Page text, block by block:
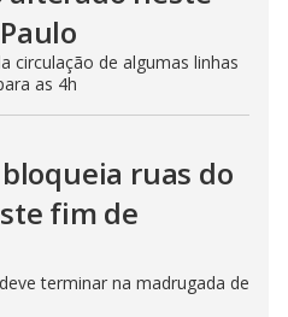
circulação de algumas linhas
as 4h
ruas do
fim de
terminar na madrugada de